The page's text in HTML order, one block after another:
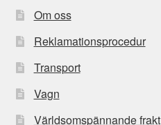
Om oss
Reklamationsprocedur
Transport
Vagn
Världsomspännande frakt